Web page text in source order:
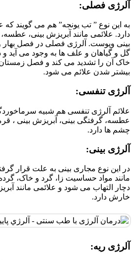
آلرژی فصلی:
به این نوع ” تب یونجه” هم می گویند
دارد. علائمی مانند آبریزش بینی،
بینی وپوست. آلرژی فصلی در فصل بهار
گل و گیاهان و علف ها به وجود می آید و
خاک آن را تشدید می کند و فصل
بیشتر شدن علائم می شود.
آلرژی تنفسی:
علائم آلرژی تنفسی هم شبیه
عطسه، گرفتگی بینی، آبریزش بینی ،
چشم ها دارد.
آلرژی بینی:
در این نوع مجاری بینی به علت قرار
مانند مواد حساسیت زا، گرد و خاک،
دچار التهاب می شود و علائمی مانند
خارش دارد.
آلرژی ریه: